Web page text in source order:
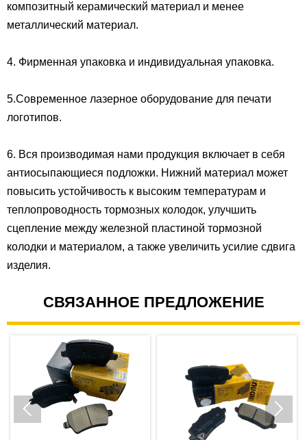
композитный керамический материал и менее
металлический материал.
4. Фирменная упаковка и индивидуальная упаковка.
5.Современное лазерное оборудование для печати
логотипов.
6. Вся производимая нами продукция включает в себя
антиосыпающиеся подложки. Нижний материал может
повысить устойчивость к высоким температурам и
теплопроводность тормозных колодок, улучшить
сцепление между железной пластиной тормозной
колодки и материалом, а также увеличить усилие сдвига
изделия.
СВЯЗАННОЕ ПРЕДЛОЖЕНИЕ
 